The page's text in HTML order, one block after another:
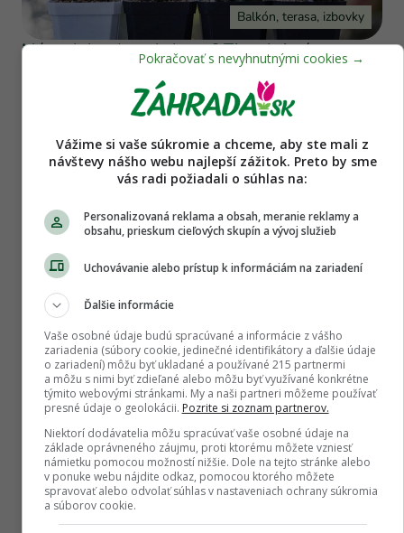
Balkón, terasa, izbovky
Máte slabosť pre kaktusy? Tieto kvitnúce
druhy vás potešia aj krásnymi kvetmi
Poznáme kvet a rastlinu roka 2026!
Stračonôžka je ozdobou záhonov, nenáročná
pachira rastie ako blesk
Vážime si vaše súkromie a chceme, aby ste mali z
návštevy nášho webu najlepší zážitok. Preto by sme
vás radi požiadali o súhlas na:
Personalizovaná reklama a obsah, meranie reklamy a
obsahu, prieskum cieľových skupín a vývoj služieb
Uchovávanie alebo prístup k informáciám na zariadení
Ďalšie informácie
Vaše osobné údaje budú spracúvané a informácie z vášho
zariadenia (súbory cookie, jedinečné identifikátory a ďalšie údaje
o zariadení) môžu byť ukladané a používané 215 partnermi
a môžu s nimi byť zdieľané alebo môžu byť využívané konkrétne
týmito webovými stránkami. My a naši partneri môžeme používať
presné údaje o geolokácii. Pozrite si zoznam partnerov.
Niektorí dodávatelia môžu spracúvať vaše osobné údaje na
základe oprávneného záujmu, proti ktorému môžete vzniesť
námietku pomocou možností nižšie. Dole na tejto stránke alebo
v ponuke webu nájdite odkaz, pomocou ktorého môžete
spravovať alebo odvolať súhlas v nastaveniach ochrany súkromia
a súborov cookie.